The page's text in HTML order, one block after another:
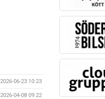
2026-06-23 10:23
2026-04-08 09:22